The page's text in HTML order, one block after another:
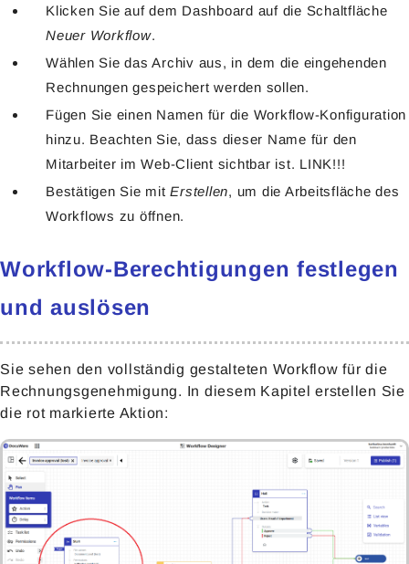
Klicken Sie auf dem Dashboard auf die Schaltfläche
Neuer Workflow.
Wählen Sie das Archiv aus, in dem die eingehenden
Rechnungen gespeichert werden sollen.
Fügen Sie einen Namen für die Workflow-Konfiguration
hinzu. Beachten Sie, dass dieser Name für den
Mitarbeiter im Web-Client sichtbar ist. LINK!!!
Bestätigen Sie mitErstellen, um die Arbeitsfläche des
Workflows zu öffnen.
Workflow-Berechtigungen festlegen
und auslösen
Sie sehen den vollständig gestalteten Workflow für die
Rechnungsgenehmigung. In diesem Kapitel erstellen Sie
die rot markierte Aktion: